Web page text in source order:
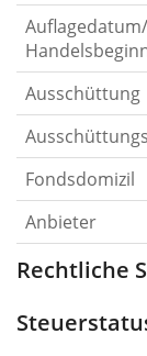
Auflagedatum/
Ausschüttung
Fondsdomizil
Anbieter
Rechtliche